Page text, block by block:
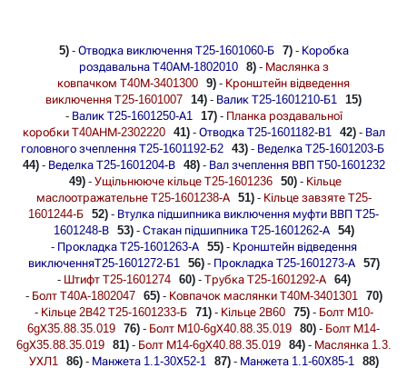
5)- Отводка виключення Т25-1601060-Б 7)- Коробка
роздавальна Т40АМ-1802010
8)- Маслянка з
ковпачком Т40М-3401300 9) - Кронштейн відведення
виключення Т25-1601007 14) - Валик Т25-1601210-Б1 15)
- Валик Т25-1601250-А1 17)- Планка роздавальної
коробки Т40АНМ-2302220
41)- Отводка Т25-1601182-В1 42)- Вал
головного зчеплення Т25-1601192-Б2
43)- Веделка Т25-1601203-Б
44)- Веделка Т25-1601204-В 48)- Вал зчеплення ВВП Т50-1601232
49)- Ущільнююче кільце Т25-1601236 50)- Кільце
маслоотражательне Т25-1601238-А 51) - Кільце завзяте Т25-
1601244-Б 52) - Втулка підшипника виключення муфти ВВП Т25-
1601248-В 53)- Стакан підшипника Т25-1601262-А
54)
- Прокладка Т25-1601263-А 55)- Кронштейн відведення
виключенняТ25-1601272-Б1
56) - Прокладка Т25-1601273-А 57)
- Штифт Т25-1601274 60)- Трубка Т25-1601292-А 64)
- Болт Т40А-1802047 65)- Ковпачок маслянки Т40М-3401301
70)
- Кільце 2В42 Т25-1601233-Б 71) - Кільце 2В60 75)- Болт М10-
6gХ35.88.35.019 76) - Болт М10-6gХ40.88.35.019 80) - Болт М14-
6gХ35.88.35.019
81)- Болт М14-6gХ40.88.35.019 84) - Маслянка 1.3.
УХЛ1
86) - Манжета 1.1-30Х52-1 87)- Манжета 1.1-60Х85-1 88)